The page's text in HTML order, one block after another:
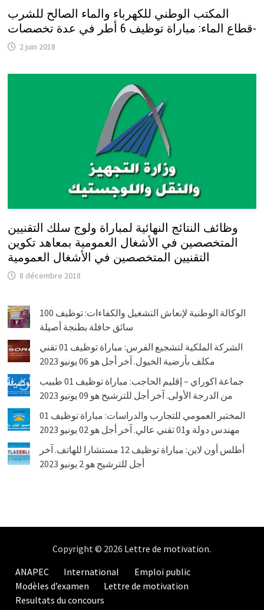
المكتب الوطني للكهرباء والماء الصالح للشرب
-قطاع الماء: مباراة توظيف 6 أطر في عدة تخصصات
2 juin 2018
وظائف النتائج النهائية لمباراة ولوج سلك التقنيين
المتخصصين في الأشغال العمومية بمعاهد تكوين
التقنيين المتخصصين في الأشغال العمومية
8 décembre 2018
الوكالة الوطنية لإنعاش التشغيل والكفاءات: توظيف 100
سائق حافلة بطنجة أصيلة
الشركة الملكية لتشجيع الفرس: مباراة توظيف 01 تقني
مكلف بأرضية الخيول. آخر أجل هو 06 يونيو 2023
جماعة اكوراي – إقليم الحاجب: مباراة توظيف 01 طبيب
من الدرجة الأولى. آخر أجل للترشيح هو 09 يونيو 2023
المختبر العمومي للتجارب والدراسات: مباراة توظيف 01
مهندس دولة و01 تقني عالي. آخر أجل هو 02 يونيو 2023
أطلس أون لاين: مباراة توظيف 12 مستشارا للهاتف. آخر
أجل للترشيح هو 2 يونيو 2023
Copyright © 2026 Lettre de motivation.
ANAPEC
International
Emploi public
Modèles d’examen
Lettre de motivation
Resultats du concours